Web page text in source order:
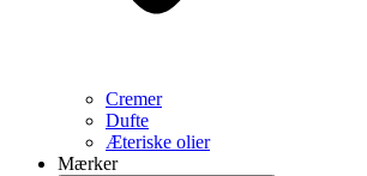
Cremer
Dufte
Æteriske olier
Mærker